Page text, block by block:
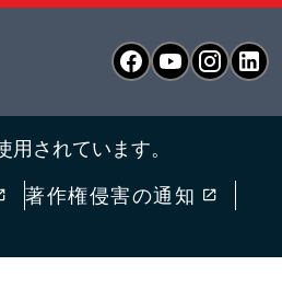
Facebook
YouTube
されています。
著作権侵害の通知